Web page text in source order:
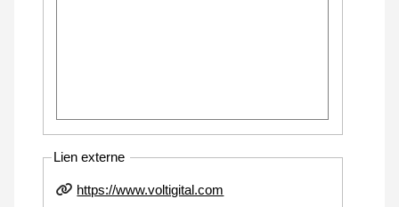
Lien externe
https://www.voltigital.com